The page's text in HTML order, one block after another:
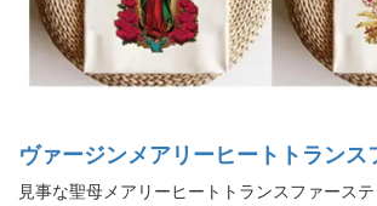
ヴァージンメアリーヒートトランス
ー衣類DIY印刷Tシャツアイアンオ
見事な聖母メアリーヒートトランスファース